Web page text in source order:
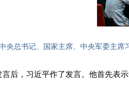
央总书记、国家主席、中央军委主
后，习近平作了发言。他首先表